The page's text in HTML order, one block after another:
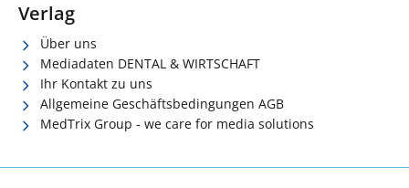
Verlag
Über uns
Mediadaten DENTAL & WIRTSCHAFT
Ihr Kontakt zu uns
Allgemeine Geschäftsbedingungen AGB
MedTrix Group - we care for media solutions